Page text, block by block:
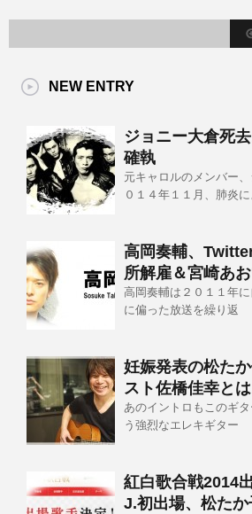
NEW ENTRY
ジョニー大倉死
確執
元キャロルのメンバー
０１４年１１月、肺炎
高岡奏輔、
所解雇＆宮崎あ
高岡奏輔は２０１１年
に偏った放送を繰り返
妊娠発表の松た
スト佐橋佳幸とは
あのイントロもこのギ
う強烈なエレキギター
紅白歌合戦2014
J.初出場、松た